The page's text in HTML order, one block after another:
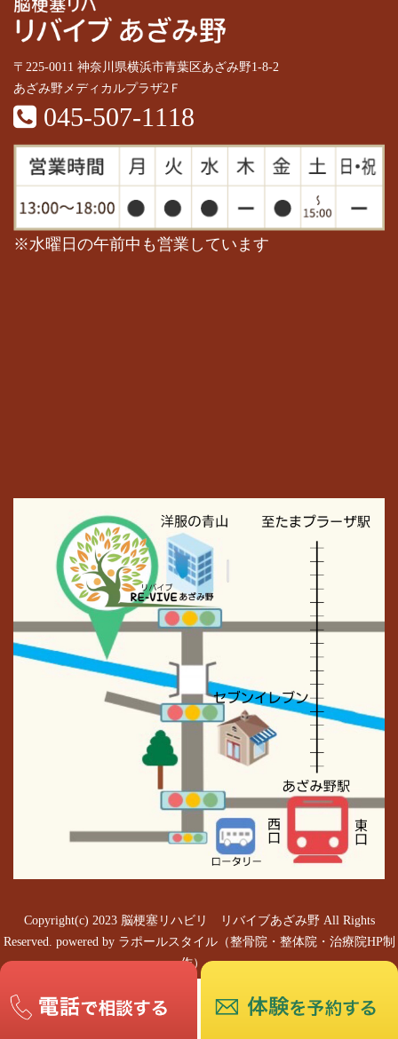
〒225-0011 神奈川県横浜市青葉区あざみ野1-8-2
あざみ野メディカルプラザ2Ｆ
045-507-1118
※水曜日の午前中も営業しています
Copyright(c) 2023 脳梗塞リハビリ リバイブあざみ野 All Rights
Reserved. powered by ラポールスタイル（整骨院・整体院・治療院HP制
作）